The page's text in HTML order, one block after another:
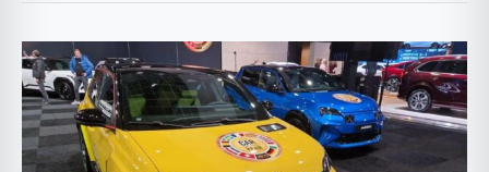
Renault
5
a
devenit
Car